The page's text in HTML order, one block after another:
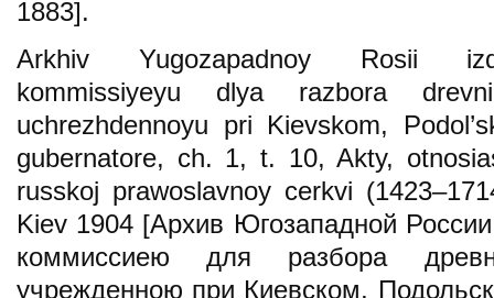
1883].
Arkhiv Yugozapadnoy Rosii
kommissiyeyu dlya razbora
uchrezhdennoyu pri Kіevskom,
gubernatore, ch. 1, t. 10, Akty,
russkoj prawoslavnoy cerkvi
Kiev 1904 [Архив Югозападной
коммиссиею для разбора
учрежденною при Киевском,